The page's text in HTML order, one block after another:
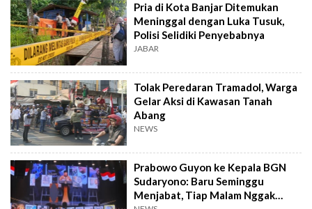
Pria di Kota Banjar Ditemukan
Meninggal dengan Luka Tusuk,
Polisi Selidiki Penyebabnya
JABAR
Tolak Peredaran Tramadol, Warga
Gelar Aksi di Kawasan Tanah
Abang
NEWS
Prabowo Guyon ke Kepala BGN
Sudaryono: Baru Seminggu
Menjabat, Tiap Malam Nggak